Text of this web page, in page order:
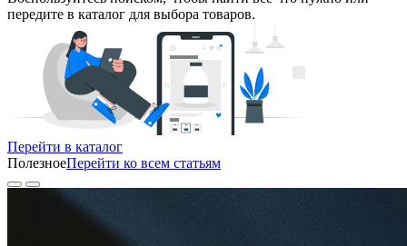
передите в каталог для выбора товаров.
Перейти в каталог
ПолезноеПерейти ко всем статьям